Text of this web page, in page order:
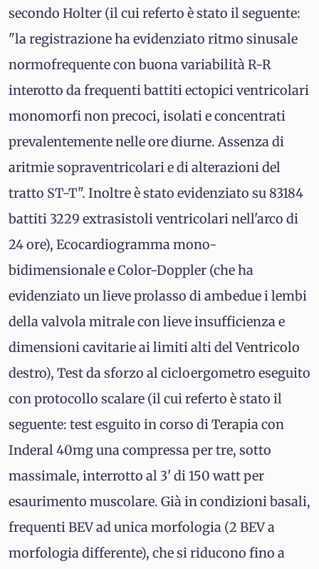
secondo Holter (il cui referto è stato il seguente:
"la registrazione ha evidenziato ritmo sinusale
normofrequente con buona variabilità R-R
interotto da frequenti battiti ectopici ventricolari
monomorfi non precoci, isolati e concentrati
prevalentemente nelle ore diurne. Assenza di
aritmie sopraventricolari e di alterazioni del
tratto ST-T". Inoltre è stato evidenziato su 83184
battiti 3229 extrasistoli ventricolari nell'arco di
24 ore), Ecocardiogramma mono-
bidimensionale e Color-Doppler (che ha
evidenziato un lieve prolasso di ambedue i lembi
della valvola mitrale con lieve insufficienza e
dimensioni cavitarie ai limiti alti delVentricolo
destro), Test da sforzo al cicloergometro eseguito
con protocollo scalare (il cui referto è stato il
seguente: test esguito in corso diTerapiacon
Inderal 40mg una compressa per tre, sotto
massimale, interrotto al 3' di 150 watt per
esaurimento muscolare. Già in condizioni basali,
frequenti BEV ad unica morfologia (2 BEV a
morfologia differente), che si riducono fino a